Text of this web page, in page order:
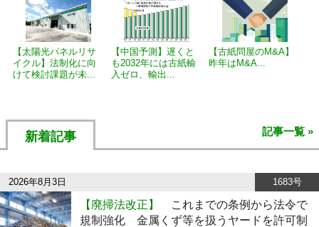
【太陽光パネルリサ
イクル】法制化に向
けて検討課題が未...
【中国予測】遅くと
も2032年には古紙輸
入ゼロ、輸出...
【古紙問屋のM&A】
昨年はM&A...
新着記事 記事一覧 »
2026年8月3日 1683号
【廃掃法改正】
これまでの条例から法令で
規制強化 金属くず等を扱うヤードを許可制